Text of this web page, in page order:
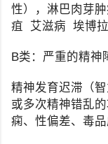
性），淋巴肉芽
疽 艾滋病 埃博
B类：严重的精神
精神发育迟滞（
或多次精神错乱
痫、性偏差、毒